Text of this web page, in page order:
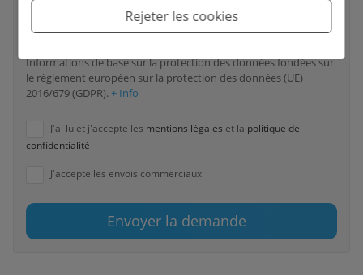
Informations de base sur la protection des données fondées sur
le règlement européen sur la protection des données (UE)
2016/679 (GDPR). + Info
J'ai lu et j'accepte les mentions légales et la politique de
confidentialité
J'accepte les envois commerciaux
Envoyer la demande
Rejeter les cookies